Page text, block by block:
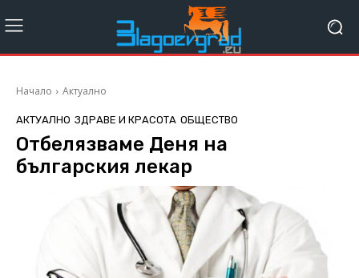
Начало Актуално
АКТУАЛНО ЗДРАВЕ И КРАСОТА ОБЩЕСТВО
Отбелязваме Деня на
българския лекар